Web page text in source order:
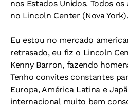
nos Estados Unidos. Todos
no Lincoln Center (Nova York).
Eu estou no mercado
retrasado, eu fiz o Lincoln
Kenny Barron, fazendo
Tenho convites constantes
Europa, América Latina e
internacional muito bem